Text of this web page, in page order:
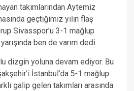
takımlarından Aytemiz
geçtiğimiz yılın flaş
Sivasspor’u 3-1 mağlup
ben de varım dedi.
dizgin yoluna devam ediyor. Bu
İstanbul’da 5-1 mağlup
galip gelen takımları arasında